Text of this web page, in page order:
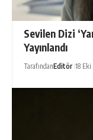
Sevilen Dizi
Yayınlandı
TarafındanEditör 18